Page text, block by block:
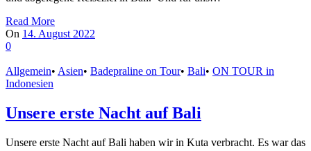
Read More
On 14. August 2022
0
Allgemein• Asien• Badepraline on Tour• Bali• ON TOUR in
Indonesien
Unsere erste Nacht auf Bali
Unsere erste Nacht auf Bali haben wir in Kuta verbracht. Es war das